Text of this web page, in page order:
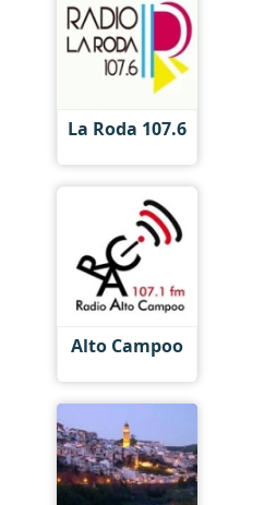
La Roda 107.6
Alto Campoo